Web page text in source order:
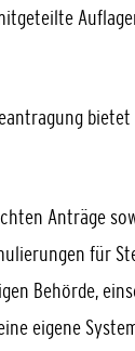
Anträge
für
Behörde,
eigene